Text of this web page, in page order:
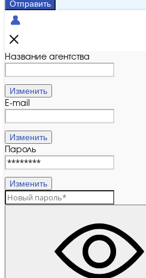
Отправить
Название агентства
Изменить
E-mail
Изменить
Пароль
Изменить